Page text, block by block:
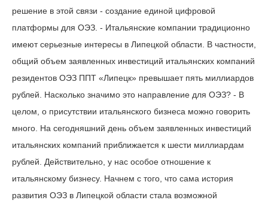
решение в этой связи - создание единой цифровой
платформы для ОЭЗ. - Итальянские компании традиционно
имеют серьезные интересы в Липецкой области. В частности,
общий объем заявленных инвестиций итальянских компаний
резидентов ОЭЗ ППТ «Липецк» превышает пять миллиардов
рублей. Насколько значимо это направление для ОЭЗ? - В
целом, о присутствии итальянского бизнеса можно говорить
много. На сегодняшний день объем заявленных инвестиций
итальянских компаний приближается к шести миллиардам
рублей. Действительно, у нас особое отношение к
итальянскому бизнесу. Начнем с того, что сама история
развития ОЭЗ в Липецкой области стала возможной